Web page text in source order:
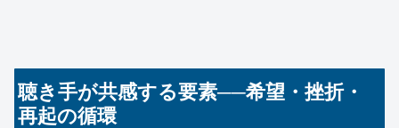
聴き手が共感する要素──希望・挫折・
再起の循環